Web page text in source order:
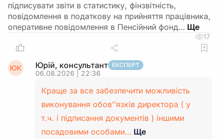
підписувати звіти в статистику, фінзвітність,
повідомлення в податкову на прийняття працівника,
оперативне повідомлення в Пенсійний фонд…
17
ЮК Юрій, консультант ЕКСПЕРТ
06.08.2026 | 22:36
Краще за все забезпечити можливість
виконування обов’’язків директора ( у
т.ч. і підписання документів ) іншими
посадовими особами… Ще